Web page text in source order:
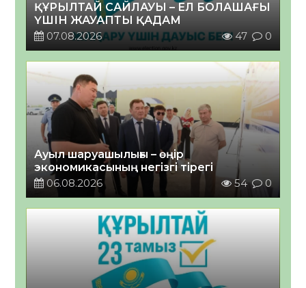
ҚҰРЫЛТАЙ САЙЛАУЫ – ЕЛ БОЛАШАҒЫ
ҮШІН ЖАУАПТЫ ҚАДАМ
07.08.2026
47 0
Ауыл шаруашылығы – өңір
экономикасының негізгі тірегі
06.08.2026
54 0